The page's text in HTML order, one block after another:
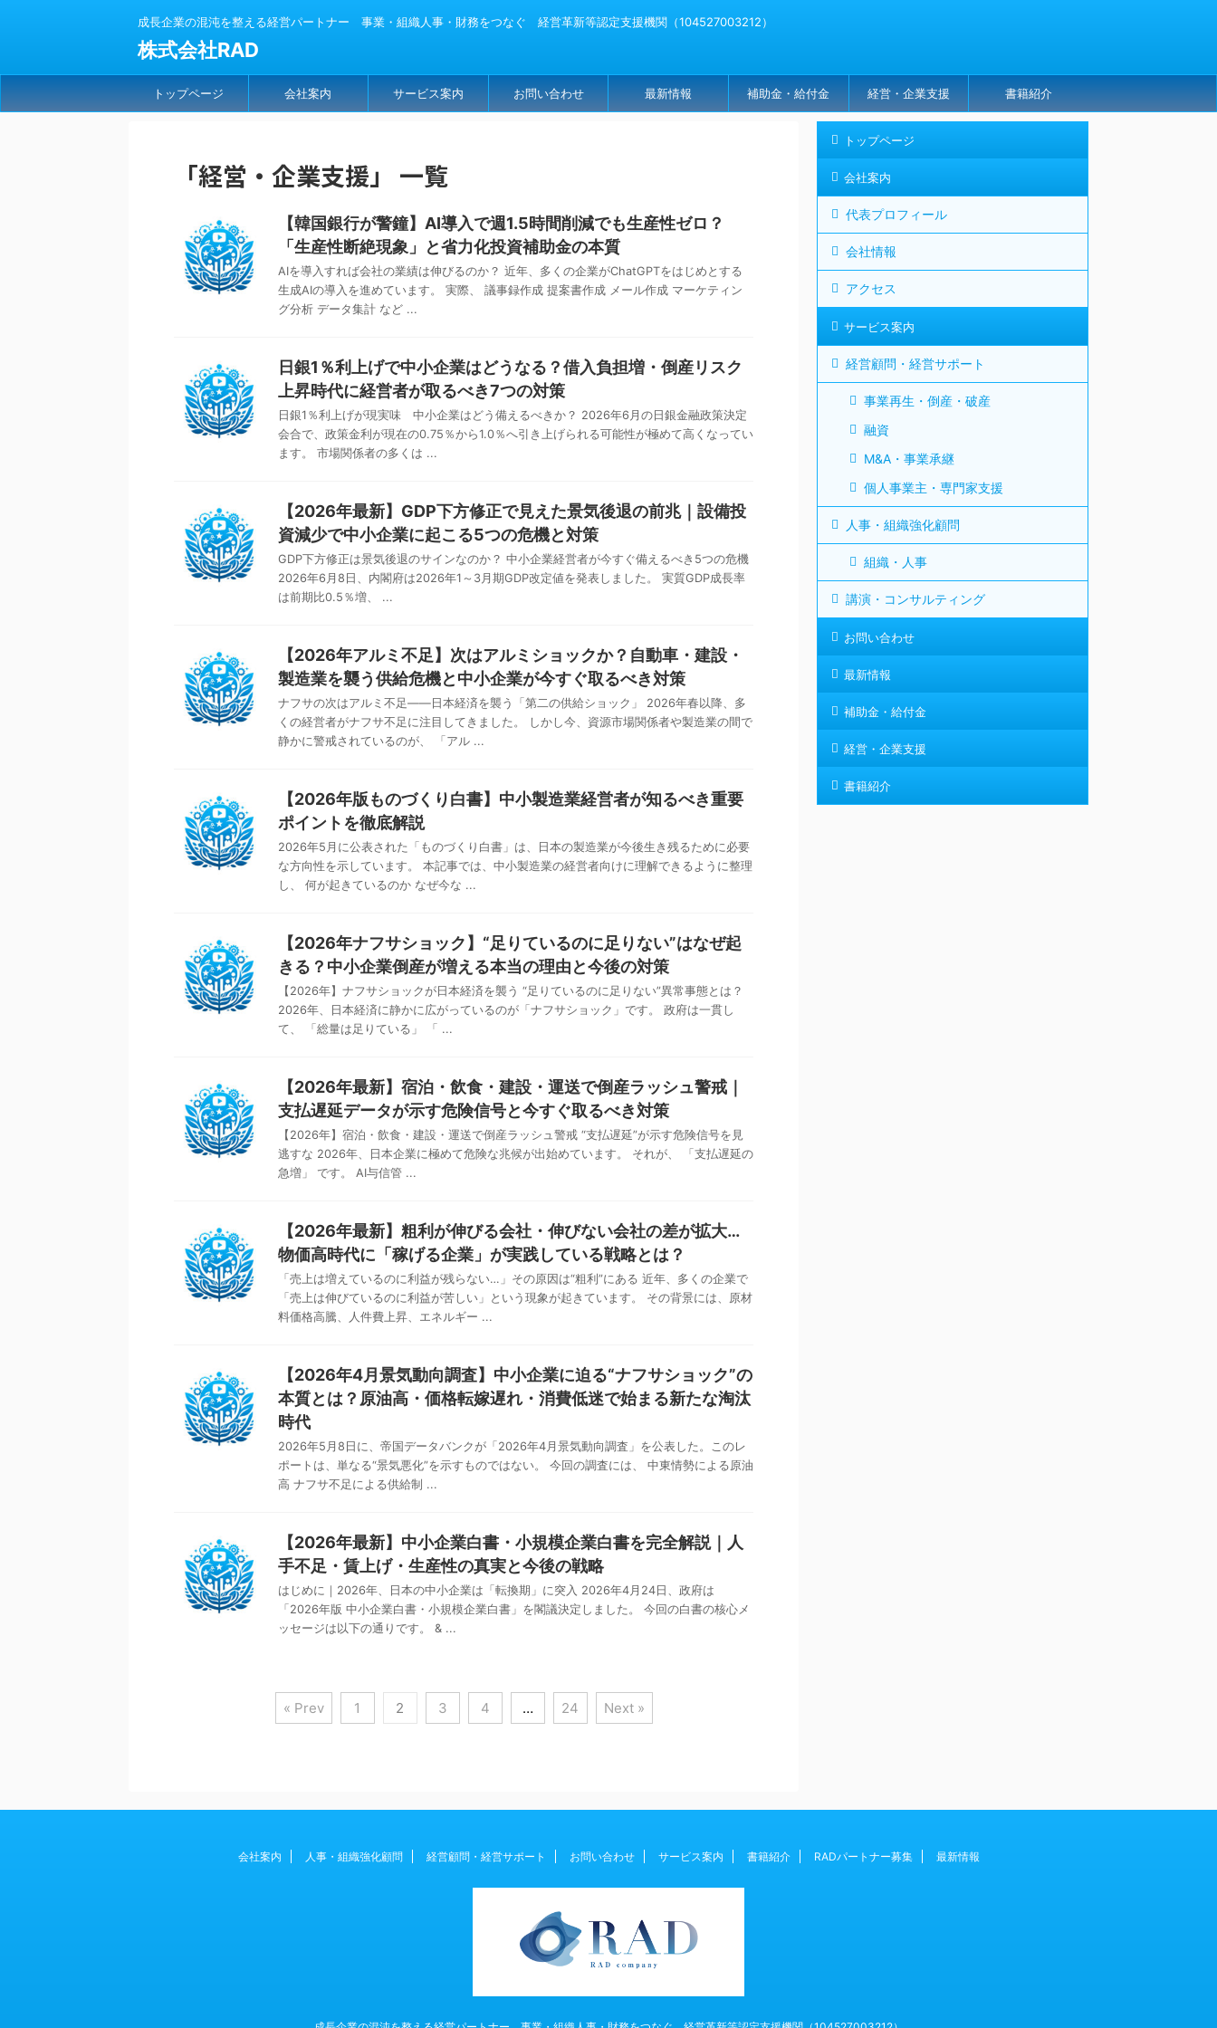
成長企業の混沌を整える経営パートナー 事業・組織人事・財務をつなぐ 経営革新等認定支援機関（104527003212）
株式会社RAD
トップページ 会社案内 サービス案内 お問い合わせ 最新情報 補助金・給付金 経営・企業支援 書籍紹介
「経営・企業支援」 一覧
【韓国銀行が警鐘】AI導入で週1.5時間削減でも生産性ゼロ？
「生産性断絶現象」と省力化投資補助金の本質
AIを導入すれば会社の業績は伸びるのか？ 近年、多くの企業がChatGPTをはじめとする
生成AIの導入を進めています。 実際、 議事録作成 提案書作成 メール作成 マーケティン
グ分析 データ集計 など ...
日銀1％利上げで中小企業はどうなる？借入負担増・倒産リスク
上昇時代に経営者が取るべき7つの対策
日銀1％利上げが現実味 中小企業はどう備えるべきか？ 2026年6月の日銀金融政策決定
会合で、政策金利が現在の0.75％から1.0％へ引き上げられる可能性が極めて高くなってい
ます。 市場関係者の多くは ...
【2026年最新】GDP下方修正で見えた景気後退の前兆｜設備投
資減少で中小企業に起こる5つの危機と対策
GDP下方修正は景気後退のサインなのか？ 中小企業経営者が今すぐ備えるべき5つの危機
2026年6月8日、内閣府は2026年1～3月期GDP改定値を発表しました。 実質GDP成長率
は前期比0.5％増、 ...
【2026年アルミ不足】次はアルミショックか？自動車・建設・
製造業を襲う供給危機と中小企業が今すぐ取るべき対策
ナフサの次はアルミ不足――日本経済を襲う「第二の供給ショック」 2026年春以降、多
くの経営者がナフサ不足に注目してきました。 しかし今、資源市場関係者や製造業の間で
静かに警戒されているのが、 「アル ...
【2026年版ものづくり白書】中小製造業経営者が知るべき重要
ポイントを徹底解説
2026年5月に公表された「ものづくり白書」は、日本の製造業が今後生き残るために必要
な方向性を示しています。 本記事では、中小製造業の経営者向けに理解できるように整理
し、 何が起きているのか なぜ今な ...
【2026年ナフサショック】“足りているのに足りない”はなぜ起
きる？中小企業倒産が増える本当の理由と今後の対策
【2026年】ナフサショックが日本経済を襲う “足りているのに足りない”異常事態とは？
2026年、日本経済に静かに広がっているのが「ナフサショック」です。 政府は一貫し
て、 「総量は足りている」 「 ...
【2026年最新】宿泊・飲食・建設・運送で倒産ラッシュ警戒｜
支払遅延データが示す危険信号と今すぐ取るべき対策
【2026年】宿泊・飲食・建設・運送で倒産ラッシュ警戒 “支払遅延”が示す危険信号を見
逃すな 2026年、日本企業に極めて危険な兆候が出始めています。 それが、 「支払遅延の
急増」 です。 AI与信管 ...
【2026年最新】粗利が伸びる会社・伸びない会社の差が拡大…
物価高時代に「稼げる企業」が実践している戦略とは？
「売上は増えているのに利益が残らない…」その原因は“粗利”にある 近年、多くの企業で
「売上は伸びているのに利益が苦しい」という現象が起きています。 その背景には、原材
料価格高騰、人件費上昇、エネルギー ...
【2026年4月景気動向調査】中小企業に迫る“ナフサショック”の
本質とは？原油高・価格転嫁遅れ・消費低迷で始まる新たな淘汰
時代
2026年5月8日に、帝国データバンクが「2026年4月景気動向調査」を公表した。このレ
ポートは、単なる“景気悪化”を示すものではない。 今回の調査には、 中東情勢による原油
高 ナフサ不足による供給制 ...
【2026年最新】中小企業白書・小規模企業白書を完全解説｜人
手不足・賃上げ・生産性の真実と今後の戦略
はじめに｜2026年、日本の中小企業は「転換期」に突入 2026年4月24日、政府は
「2026年版 中小企業白書・小規模企業白書」を閣議決定しました。 今回の白書の核心メ
ッセージは以下の通りです。 & ...
« Prev 1 2 3 4 … 24 Next »
トップページ
会社案内
代表プロフィール
会社情報
アクセス
サービス案内
経営顧問・経営サポート
事業再生・倒産・破産
融資
M&A・事業承継
個人事業主・専門家支援
人事・組織強化顧問
組織・人事
講演・コンサルティング
お問い合わせ
最新情報
補助金・給付金
経営・企業支援
書籍紹介
会社案内 人事・組織強化顧問 経営顧問・経営サポート お問い合わせ サービス案内 書籍紹介 RADパートナー募集 最新情報